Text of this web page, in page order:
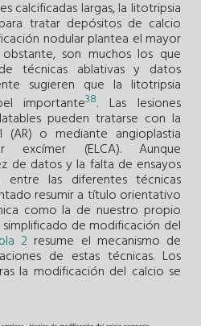
calcificadas largas, la litotripsia
tratar depósitos de calcio
nodular plantea el mayor
son muchos los que
técnicas ablativas y datos
sugieren que la litotripsia
importante38. Las lesiones
pueden tratarse con la
(AR) o mediante angioplastia
excímer (ELCA). Aunque
de datos y la falta de ensayos
entre las diferentes técnicas
resumir a título orientativo
como la de nuestro propio
de modificación del
2 resume el mecanismo de
de estas técnicas. Los
la modificación del calcio se